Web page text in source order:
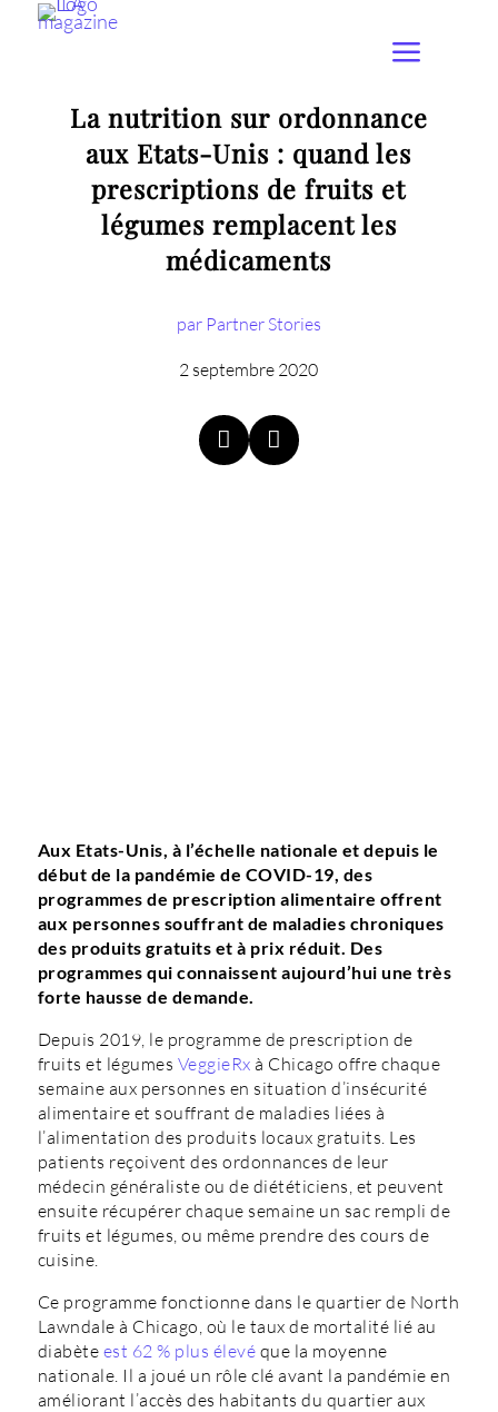
La nutrition sur ordonnance
aux Etats-Unis : quand les
prescriptions de fruits et
légumes remplacent les
médicaments
par Partner Stories
2 septembre 2020
 
Aux Etats-Unis, à l’échelle nationale et depuis le
début de la pandémie de COVID-19, des
programmes de prescription alimentaire offrent
aux personnes souffrant de maladies chroniques
des produits gratuits et à prix réduit. Des
programmes qui connaissent aujourd’hui une très
forte hausse de demande.
Depuis 2019, le programme de prescription de
fruits et légumes VeggieRx à Chicago offre chaque
semaine aux personnes en situation d’insécurité
alimentaire et souffrant de maladies liées à
l’alimentation des produits locaux gratuits. Les
patients reçoivent des ordonnances de leur
médecin généraliste ou de diététiciens, et peuvent
ensuite récupérer chaque semaine un sac rempli de
fruits et légumes, ou même prendre des cours de
cuisine.
Ce programme fonctionne dans le quartier de North
Lawndale à Chicago, où le taux de mortalité lié au
diabète est 62 % plus élevé que la moyenne
nationale. Il a joué un rôle clé avant la pandémie en
améliorant l’accès des habitants du quartier aux